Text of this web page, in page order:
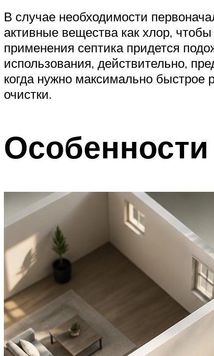
В случае необходимости
активные вещества как хлор,
применения септика придется
использования, действительно,
когда нужно максимально
очистки.